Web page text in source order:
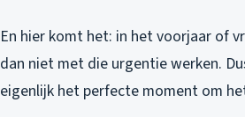
En hier komt het: in het voorjaar of
dan niet met die urgentie werken.
eigenlijk het perfecte moment om